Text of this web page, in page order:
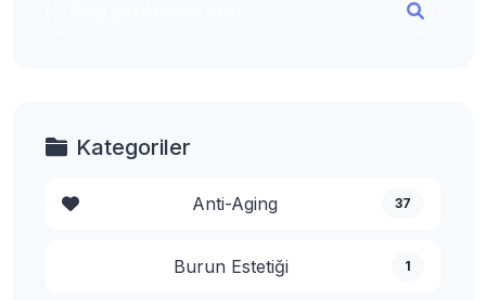
Kategoriler
Anti-Aging 37
Burun Estetiği 1